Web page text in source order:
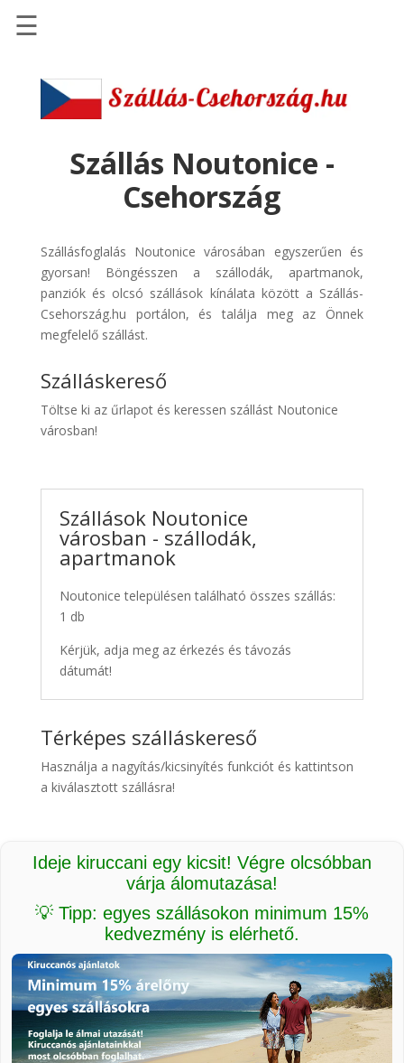
Szállások
Szállásinfo.eu
pénzvisszatérítéssel
Discover
Cars
Transzfer
Kiwi
Taxi
☰
Szállás Noutonice -
Csehország
Szállásfoglalás Noutonice városában egyszerűen és
gyorsan! Böngésszen a szállodák, apartmanok,
panziók és olcsó szállások kínálata között a Szállás-
Csehország.hu portálon, és találja meg az Önnek
megfelelő szállást.
Szálláskereső
Töltse ki az űrlapot és keressen szállást Noutonice
városban!
Szállások Noutonice
városban - szállodák,
apartmanok
Noutonice településen található összes szállás:
1 db
Kérjük, adja meg az érkezés és távozás
dátumát!
Térképes szálláskereső
Használja a nagyítás/kicsinyítés funkciót és kattintson
a kiválasztott szállásra!
Ideje kiruccani egy kicsit! Végre olcsóbban
várja álomutazása!
💡 Tipp: egyes szállásokon minimum 15%
kedvezmény is elérhető.